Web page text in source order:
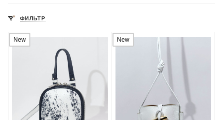
ФИЛЬТР
New New